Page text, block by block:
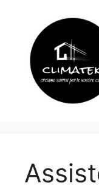
contenuto